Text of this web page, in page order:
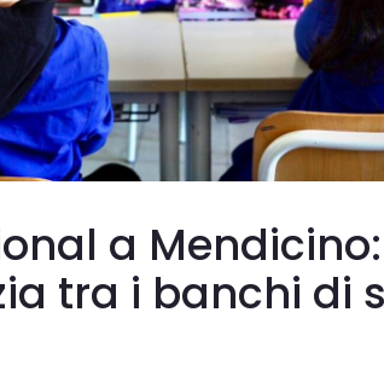
a
tra i banchi di